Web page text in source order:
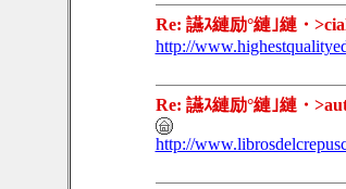
Re: 讌ｽ縺励°縺｣縺・
http://
Re: 讌ｽ縺励°縺｣縺・
http://